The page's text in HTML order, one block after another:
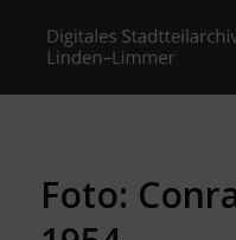
Foto: